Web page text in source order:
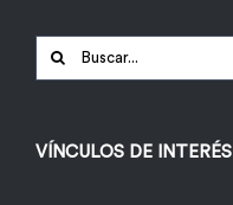
Buscar:
VÍNCULOS DE INTERÉS